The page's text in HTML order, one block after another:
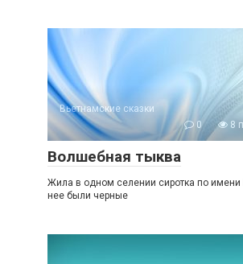
Вьетнамские сказки
0
8
Волшебная тыква
Жила в одном селении сиротка по
нее были черные